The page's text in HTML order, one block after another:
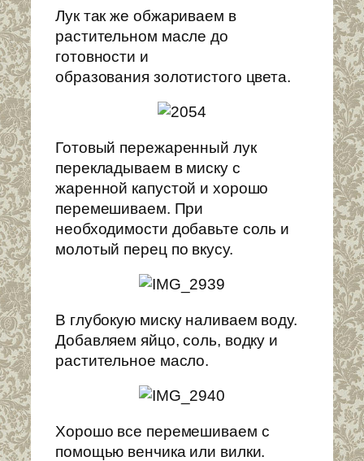
Лук так же обжариваем в
растительном масле до
готовности и
образования золотистого цвета.
Готовый пережаренный лук
перекладываем в миску с
жаренной капустой и хорошо
перемешиваем. При
необходимости добавьте соль и
молотый перец по вкусу.
В глубокую миску наливаем воду.
Добавляем яйцо, соль, водку и
растительное масло.
Хорошо все перемешиваем с
помощью венчика или вилки.